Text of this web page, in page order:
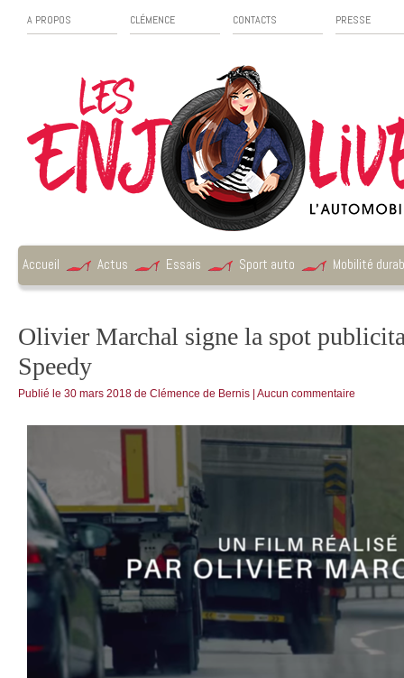
A PROPOS CLÉMENCE CONTACTS PRESSE
Accueil Actus Essais Sport auto Mobilité
Olivier Marchal signe la spot
Speedy
Publié le 30 mars 2018 de Clémence de Bernis Aucun commentaire